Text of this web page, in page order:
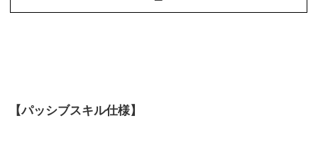
【パッシブスキル仕様】